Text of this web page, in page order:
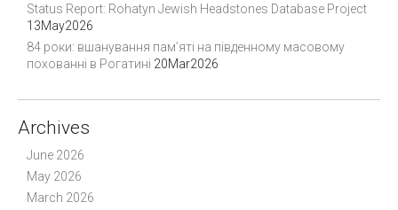
o
n
Status Report: Rohatyn Jewish Headstones Database Project
13May2026
84 роки: вшанування пам’яті на південному масовому
похованні в Рогатині 20Mar2026
Archives
June 2026
May 2026
March 2026